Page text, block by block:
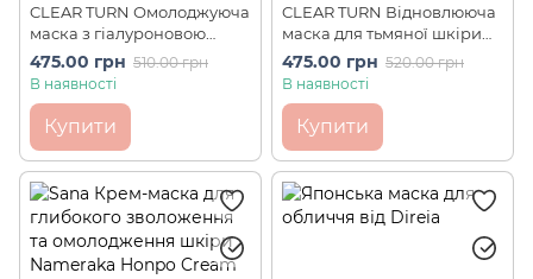
CLEAR TURN Омолоджуюча
маска з гіалуроновою
кислотою KOSE Premium
(4 шт)
475.00 грн 510.00 грн
В наявності
Купити
CLEAR TURN Відновлююча
маска для тьмяної шкіри
KOSE Naked Skin Face
Mask (7 шт)
475.00 грн 520.00 грн
В наявності
Купити